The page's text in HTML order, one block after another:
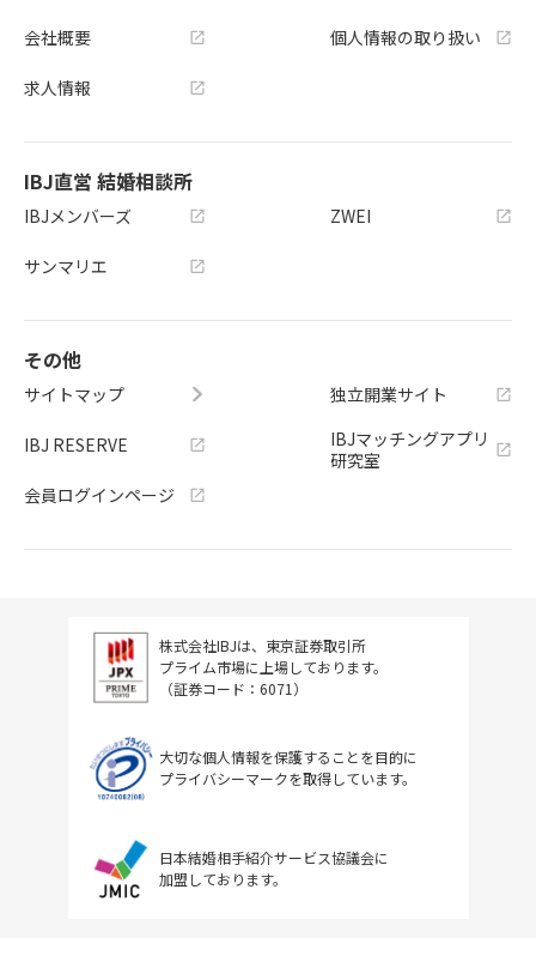
会社概要
求人情報
個人情報の取り扱い
IBJ直営 結婚相談所
IBJメンバーズ
サンマリエ
ZWEI
その他
サイトマップ
IBJ RESERVE
会員ログインページ
独立開業サイト
IBJマッチングアプリ
研究室
株式会社IBJは、東京証券取引所
プライム市場に上場しております。
（証券コード：6071）
大切な個人情報を保護することを目的に
プライバシーマークを取得しています。
日本結婚相手紹介サービス協議会に
加盟しております。